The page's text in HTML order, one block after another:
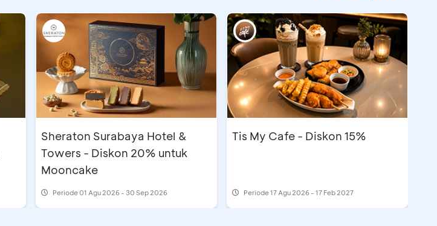
Sheraton Surabaya Hotel &
Towers - Diskon 20% untuk
Mooncake
Periode01 Agu 2026 - 30 Sep 2026
Tis My Cafe - Diskon 15%
Periode17 Agu 2026 - 17 Feb 2027